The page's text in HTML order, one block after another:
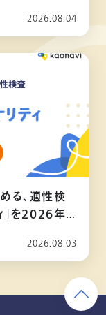
2026.08.04
る、適性検
」を2026年
2026.08.03